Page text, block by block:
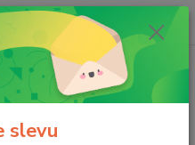
Menu
ks
0 Kč
slevu